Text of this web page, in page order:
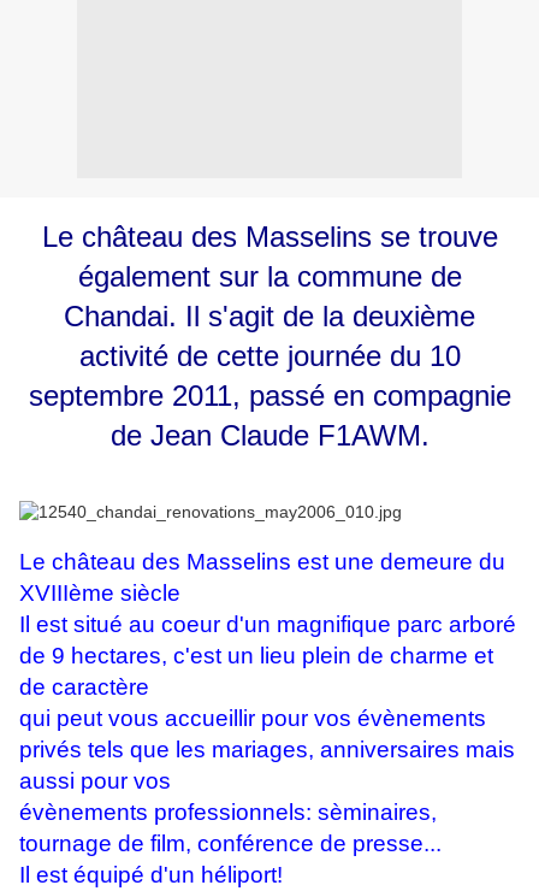
Le château des Masselins se trouve
également sur la commune de
Chandai. Il s'agit de la deuxième
activité de cette journée du 10
septembre 2011, passé en compagnie
de Jean Claude F1AWM.
Le château des Masselins est une demeure du
XVIIIème siècle
Il est situé au coeur d'un magnifique parc arboré
de 9 hectares, c'est un lieu plein de charme et
de caractère
qui peut vous accueillir pour vos évènements
privés tels que les mariages, anniversaires mais
aussi pour vos
évènements professionnels: sèminaires,
tournage de film, conférence de presse...
Il est équipé d'un héliport!